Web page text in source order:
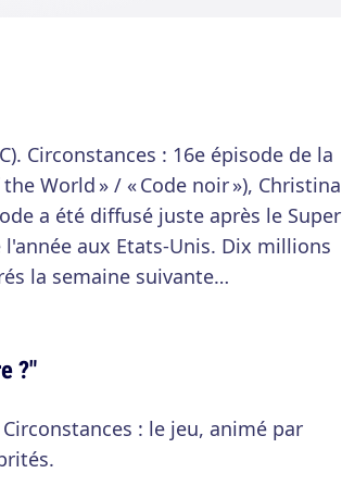
Circonstances : 16e épisode de la
World » / « Code noir »), Christina
a été diffusé juste après le Super
aux Etats-Unis. Dix millions
la semaine suivante…
?"
: le jeu, animé par